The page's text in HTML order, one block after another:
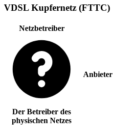
VDSL Kupfernetz (FTTC)
Netzbetreiber
Der Betreiber des
physischen Netzes
Anbieter